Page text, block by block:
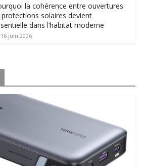
la cohérence entre ouvertures
solaires devient
dans l’habitat moderne
16 juin 2026